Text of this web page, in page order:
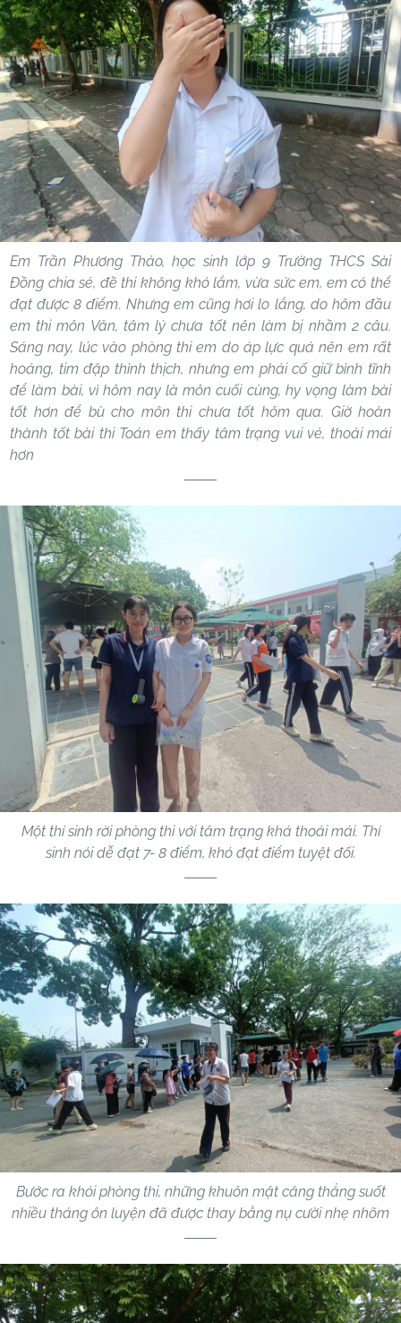
Em Trần Phương Thảo, học sinh lớp 9 Trường THCS Sài
Đồng chia sẻ, đề thi không khó lắm, vừa sức em, em có thể
đạt được 8 điểm. Nhưng em cũng hơi lo lắng, do hôm đầu
em thi môn Văn, tâm lý chưa tốt nên làm bị nhầm 2 câu.
Sáng nay, lúc vào phòng thi em do áp lực quá nên em rất
hoảng, tim đập thình thịch, nhưng em phải cố giữ bình tĩnh
để làm bài, vì hôm nay là môn cuối cùng, hy vọng làm bài
tốt hơn để bù cho môn thi chưa tốt hôm qua. Giờ hoàn
thành tốt bài thi Toán em thấy tâm trạng vui vẻ, thoải mái
hơn
Một thí sinh rời phòng thi với tâm trạng khá thoải mái. Thí
sinh nói dễ đạt 7- 8 điểm, khó đạt điểm tuyệt đối.
Bước ra khỏi phòng thi, những khuôn mặt căng thẳng suốt
nhiều tháng ôn luyện đã được thay bằng nụ cười nhẹ nhõm